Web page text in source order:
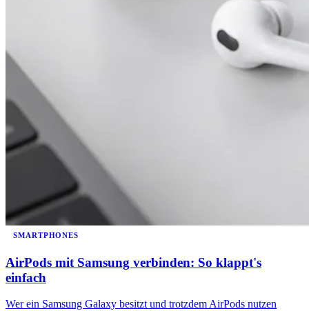
SMARTPHONES
AirPods mit Samsung verbinden: So klappt's
einfach
Wer ein Samsung Galaxy besitzt und trotzdem AirPods nutzen